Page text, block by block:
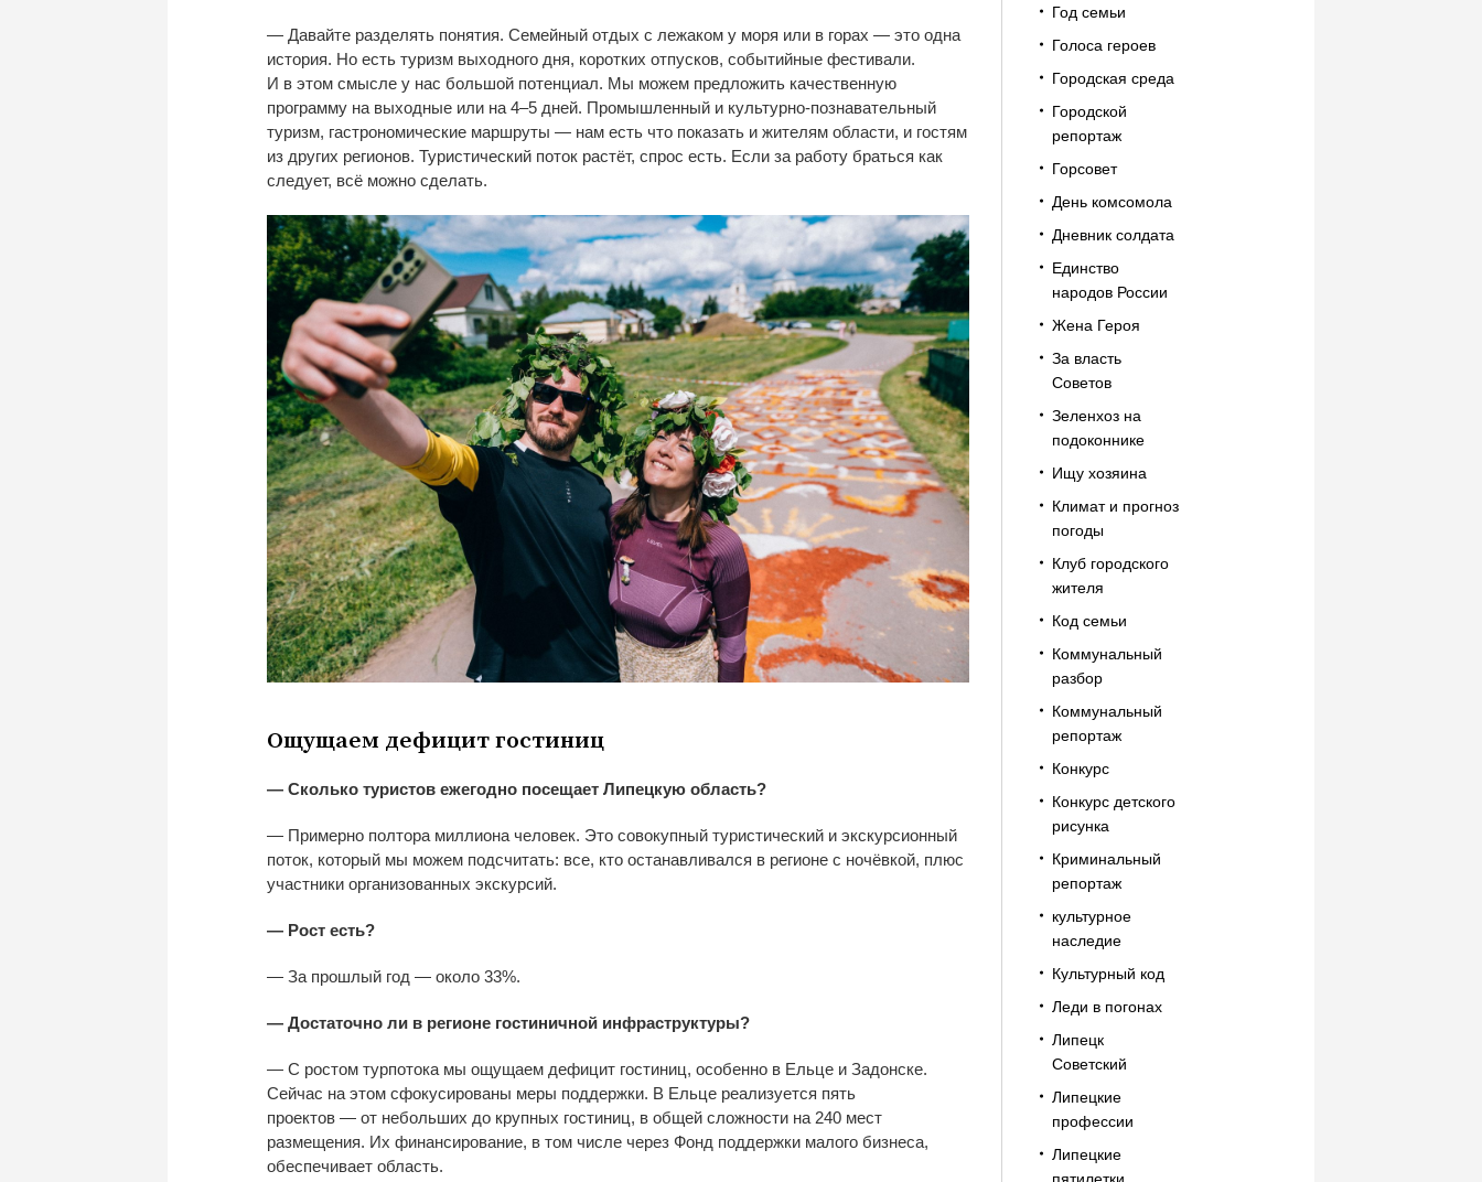
— Давайте разделять понятия. Семейный отдых с лежаком у моря или в горах — это одна
история. Но есть туризм выходного дня, коротких отпусков, событийные фестивали.
И в этом смысле у нас большой потенциал. Мы можем предложить качественную
программу на выходные или на 4–5 дней. Промышленный и культурно-познавательный
туризм, гастрономические маршруты — нам есть что показать и жителям области, и гостям
из других регионов. Туристический поток растёт, спрос есть. Если за работу браться как
следует, всё можно сделать.
Ощущаем дефицит гостиниц
— Сколько туристов ежегодно посещает Липецкую область?
— Примерно полтора миллиона человек. Это совокупный туристический и экскурсионный
поток, который мы можем подсчитать: все, кто останавливался в регионе с ночёвкой, плюс
участники организованных экскурсий.
— Рост есть?
— За прошлый год — около 33%.
— Достаточно ли в регионе гостиничной инфраструктуры?
— С ростом турпотока мы ощущаем дефицит гостиниц, особенно в Ельце и Задонске.
Сейчас на этом сфокусированы меры поддержки. В Ельце реализуется пять
проектов — от небольших до крупных гостиниц, в общей сложности на 240 мест
размещения. Их финансирование, в том числе через Фонд поддержки малого бизнеса,
обеспечивает область.
Год семьи
Голоса героев
Городская среда
Городской
репортаж
Горсовет
День комсомола
Дневник солдата
Единство
народов России
Жена Героя
За власть
Советов
Зеленхоз на
подоконнике
Ищу хозяина
Климат и прогноз
погоды
Клуб городского
жителя
Код семьи
Коммунальный
разбор
Коммунальный
репортаж
Конкурс
Конкурс детского
рисунка
Криминальный
репортаж
культурное
наследие
Культурный код
Леди в погонах
Липецк
Советский
Липецкие
профессии
Липецкие